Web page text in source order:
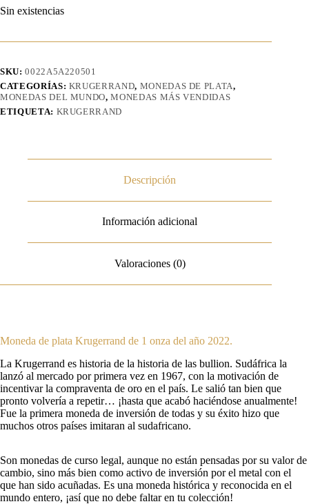
Sin existencias
SKU:0022A5A220501
CATEGORÍAS: KRUGERRAND, MONEDAS DE PLATA,
MONEDAS DEL MUNDO,MONEDAS MÁS VENDIDAS
ETIQUETA: KRUGERRAND
Descripción
Información adicional
Valoraciones (0)
Moneda de plata Krugerrand de 1 onza del año 2022.
La Krugerrand es historia de la historia de las bullion. Sudáfrica la
lanzó al mercado por primera vez en 1967, con la motivación de
incentivar la compraventa de oro en el país. Le salió tan bien que
pronto volvería a repetir… ¡hasta que acabó haciéndose anualmente!
Fue la primera moneda de inversión de todas y su éxito hizo que
muchos otros países imitaran al sudafricano.
Son monedas de curso legal, aunque no están pensadas por su valor de
cambio, sino más bien como activo de inversión por el metal con el
que han sido acuñadas. Es una moneda histórica y reconocida en el
mundo entero, ¡así que no debe faltar en tu colección!